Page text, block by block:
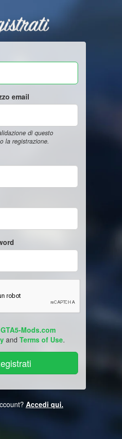
email
di questo
la registrazione.
GTA5-Mods.com
and Terms of Use.
Accedi qui.